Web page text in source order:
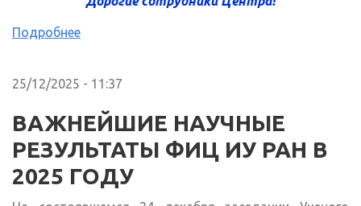
Подробнее
25/12/2025 - 11:37
ВАЖНЕЙШИЕ НАУЧНЫЕ
РЕЗУЛЬТАТЫ ФИЦ ИУ РАН В
2025 ГОДУ